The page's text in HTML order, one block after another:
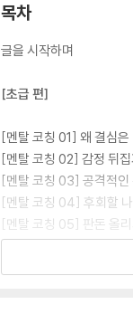
목차
글을 시작하며
[초급 편]
[멘탈 코칭 01] 왜 결심
[멘탈 코칭 02] 감정 뒤집
[멘탈 코칭 03] 공격적인
[멘탈 코칭 04] 후회할
[멘탈 코칭 05] 판돈 올리
[멘탈 코칭 06] 관성을